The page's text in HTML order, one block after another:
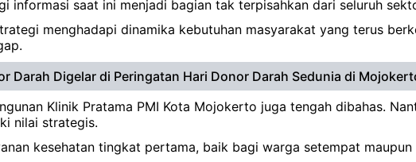
informasi saat ini menjadi bagian tak terpisahkan dari seluruh
menghadapi dinamika kebutuhan masyarakat yang terus
Darah Digelar di Peringatan Hari Donor Darah Sedunia di
Klinik Pratama PMI Kota Mojokerto juga tengah dibahas.
nilai strategis.
kesehatan tingkat pertama, baik bagi warga setempat